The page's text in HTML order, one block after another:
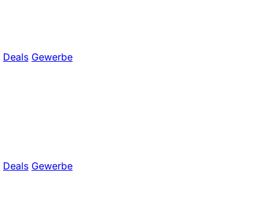
Deals Gewerbe
Deals Gewerbe